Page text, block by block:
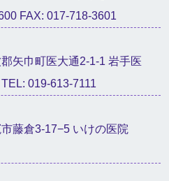
FAX: 017-718-3601
矢巾町医大通2-1-1 岩手医
019-613-7111
藤倉3-17−5 いけの医院